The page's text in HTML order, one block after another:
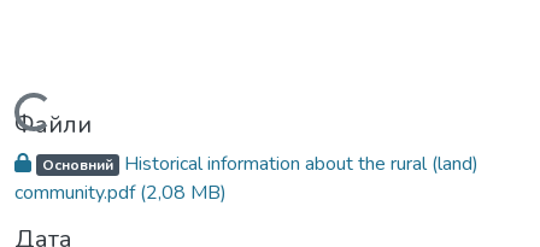
Вантажиться...
Файли
Основний Historical information about the rural (land)
community.pdf(2,08 MB)
Дата